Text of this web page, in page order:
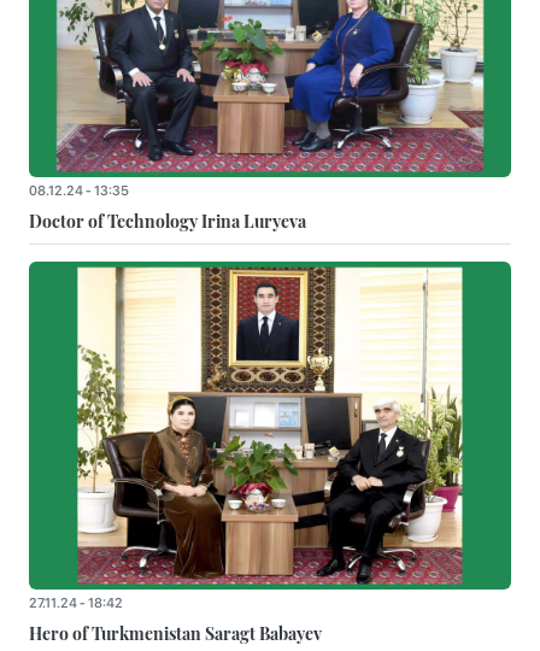
08.12.24 - 13:35
Doctor of Technology Irina Luryeva
27.11.24 - 18:42
Hero of Turkmenistan Saragt Babayev